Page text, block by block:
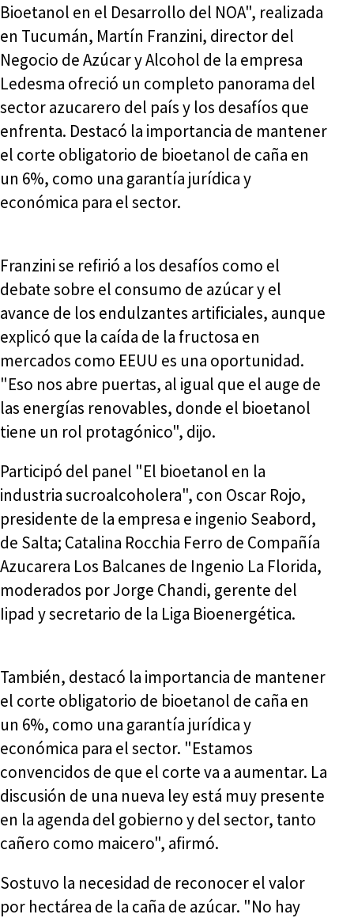
Bioetanol en el Desarrollo del NOA", realizada
en Tucumán, Martín Franzini, director del
Negocio de Azúcar y Alcohol de la empresa
Ledesma ofreció un completo panorama del
sector azucarero del país y los desafíos que
enfrenta. Destacó la importancia de mantener
el corte obligatorio de bioetanol de caña en
un 6%, como una garantía jurídica y
económica para el sector.
Franzini se refirió a los desafíos como el
debate sobre el consumo de azúcar y el
avance de los endulzantes artificiales, aunque
explicó que la caída de la fructosa en
mercados como EEUU es una oportunidad.
"Eso nos abre puertas, al igual que el auge de
las energías renovables, donde el bioetanol
tiene un rol protagónico", dijo.
Participó del panel "El bioetanol en la
industria sucroalcoholera", con Oscar Rojo,
presidente de la empresa e ingenio Seabord,
de Salta; Catalina Rocchia Ferro de Compañía
Azucarera Los Balcanes de Ingenio La Florida,
moderados por Jorge Chandi, gerente del
Iipad y secretario de la Liga Bioenergética.
También, destacó la importancia de mantener
el corte obligatorio de bioetanol de caña en
un 6%, como una garantía jurídica y
económica para el sector. "Estamos
convencidos de que el corte va a aumentar. La
discusión de una nueva ley está muy presente
en la agenda del gobierno y del sector, tanto
cañero como maicero", afirmó.
Sostuvo la necesidad de reconocer el valor
por hectárea de la caña de azúcar. "No hay